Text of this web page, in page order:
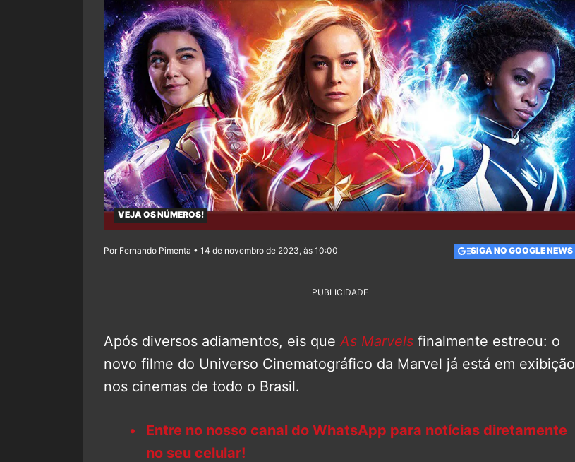
VEJA OS NÚMEROS!
Por Fernando Pimenta • 14 de novembro de 2023, às 10:00 SIGA NO GOOGLE NEWS
PUBLICIDADE
Após diversos adiamentos, eis que As Marvels finalmente estreou: o
novo filme do Universo Cinematográfico da Marvel já está em exibição
nos cinemas de todo o Brasil.
Entre no nosso canal do WhatsApp para notícias diretamente
no seu celular!